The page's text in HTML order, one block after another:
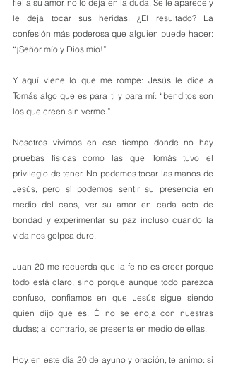
fiel a su amor, no lo deja en la duda. Se le aparece y
le deja tocar sus heridas. ¿El resultado? La
confesión más poderosa que alguien puede hacer:
“¡Señor mío y Dios mío!”
Y aquí viene lo que me rompe: Jesús le dice a
Tomás algo que es para ti y para mí: “benditos son
los que creen sin verme.”
Nosotros vivimos en ese tiempo donde no hay
pruebas físicas como las que Tomás tuvo el
privilegio de tener. No podemos tocar las manos de
Jesús, pero sí podemos sentir su presencia en
medio del caos, ver su amor en cada acto de
bondad y experimentar su paz incluso cuando la
vida nos golpea duro.
Juan 20 me recuerda que la fe no es creer porque
todo está claro, sino porque aunque todo parezca
confuso, confiamos en que Jesús sigue siendo
quien dijo que es. Él no se enoja con nuestras
dudas; al contrario, se presenta en medio de ellas.
Hoy, en este día 20 de ayuno y oración, te animo: si